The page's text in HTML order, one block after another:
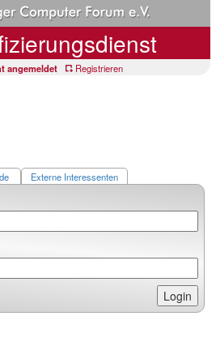
angemeldet Registrieren
Externe Interessenten